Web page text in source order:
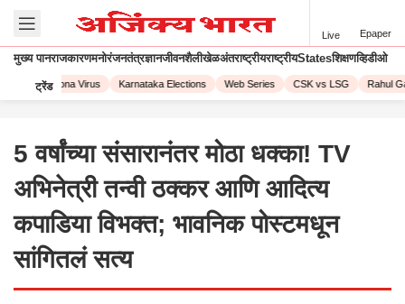
Live Epaper
मुख्य पानराजकारणमनोरंजनतंत्रज्ञानजीवनशैलीखेळअंतराष्ट्रीयराष्ट्रीयStatesशिक्षणव्हिडीओ
ट्रेंड
Corona Virus Karnataka Elections Web Series CSK vs LSG Rahul
5 वर्षांच्या संसारानंतर मोठा धक्का! TV
अभिनेत्री तन्वी ठक्कर आणि आदित्य
कपाडिया विभक्त; भावनिक पोस्टमधून
सांगितलं सत्य